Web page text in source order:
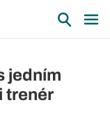
jedním
trenér